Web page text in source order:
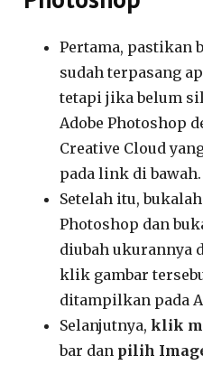
Pertama, pastikan
sudah terpasang
tetapi jika belum
Adobe Photoshop
Creative Cloud
pada link di bawah.
Setelah itu,
Photoshop dan
diubah ukurannya
klik gambar
ditampilkan pada
Selanjutnya,klik
bar dan pilih